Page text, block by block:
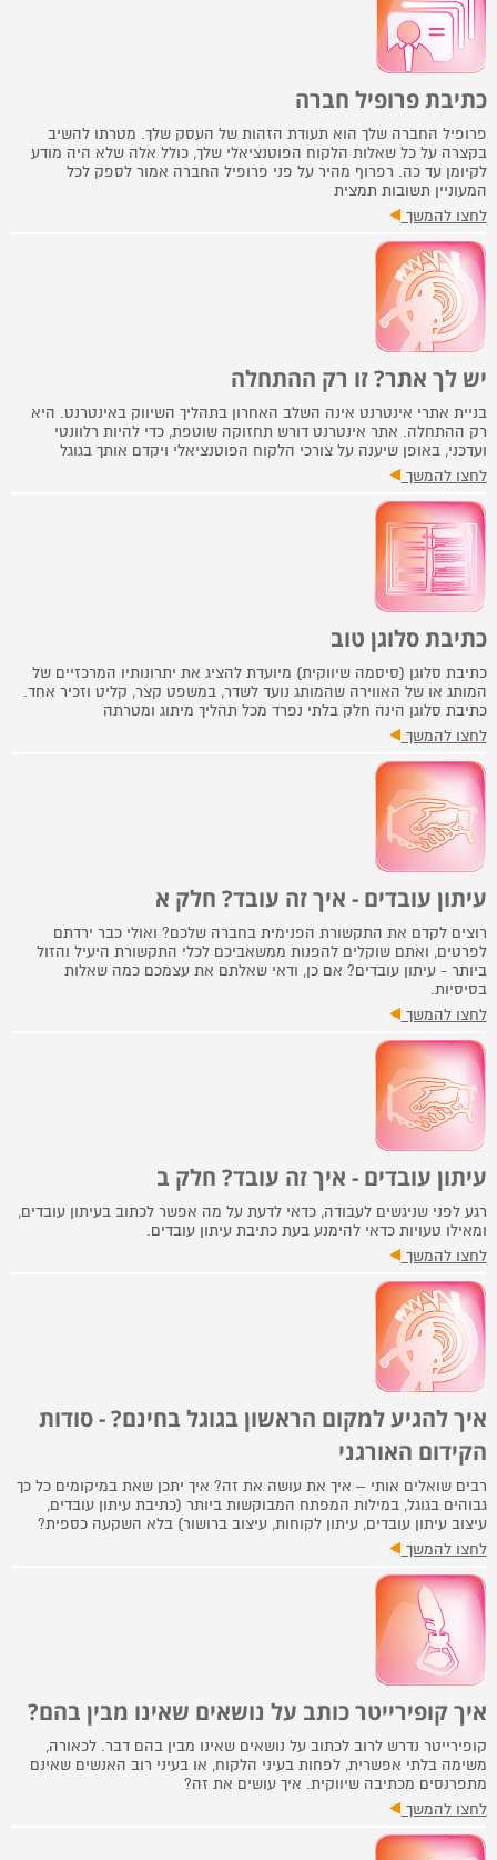
כתיבת פרופיל חברה
פרופיל החברה שלך הוא תעודת הזהות של העסק שלך. מטרתו להשיב
בקצרה על כל שאלות הלקוח הפוטנציאלי שלך, כולל אלה שלא היה מודע
לקיומן עד כה. רפרוף מהיר על פני פרופיל החברה אמור לספק לכל
המעוניין תשובות תמצית
לחצו להמשך
יש לך אתר? זו רק ההתחלה
בניית אתרי אינטרנט אינה השלב האחרון בתהליך השיווק באינטרנט. היא
רק ההתחלה. אתר אינטרנט דורש תחזוקה שוטפת, כדי להיות רלוונטי
ועדכני, באופן שיענה על צורכי הלקוח הפוטנציאלי ויקדם אותך בגוגל
לחצו להמשך
כתיבת סלוגן טוב
כתיבת סלוגן (סיסמה שיווקית) מיועדת להציג את יתרונותיו המרכזיים של
המותג או של האווירה שהמותג נועד לשדר, במשפט קצר, קליט וזכיר אחד.
כתיבת סלוגן הינה חלק בלתי נפרד מכל תהליך מיתוג ומטרתה
לחצו להמשך
עיתון עובדים - איך זה עובד? חלק א
רוצים לקדם את התקשורת הפנימית בחברה שלכם? ואולי כבר ירדתם
לפרטים, ואתם שוקלים להפנות ממשאביכם לכלי התקשורת היעיל והזול
ביותר - עיתון עובדים? אם כן, ודאי שאלתם את עצמכם כמה שאלות
בסיסיות.
לחצו להמשך
עיתון עובדים - איך זה עובד? חלק ב
רגע לפני שניגשים לעבודה, כדאי לדעת על מה אפשר לכתוב בעיתון עובדים,
ומאילו טעויות כדאי להימנע בעת כתיבת עיתון עובדים.
לחצו להמשך
איך להגיע למקום הראשון בגוגל בחינם? - סודות
הקידום האורגני
רבים שואלים אותי – איך את עושה את זה? איך יתכן שאת במיקומים כל כך
גבוהים בגוגל, במילות המפתח המבוקשות ביותר (כתיבת עיתון עובדים,
עיצוב עיתון עובדים, עיתון לקוחות, עיצוב ברושור) בלא השקעה כספית?
לחצו להמשך
איך קופירייטר כותב על נושאים שאינו מבין בהם?
קופירייטר נדרש לרוב לכתוב על נושאים שאינו מבין בהם דבר. לכאורה,
משימה בלתי אפשרית, לפחות בעיני הלקוח, או בעיני רוב האנשים שאינם
מתפרנסים מכתיבה שיווקית. איך עושים את זה?
לחצו להמשך